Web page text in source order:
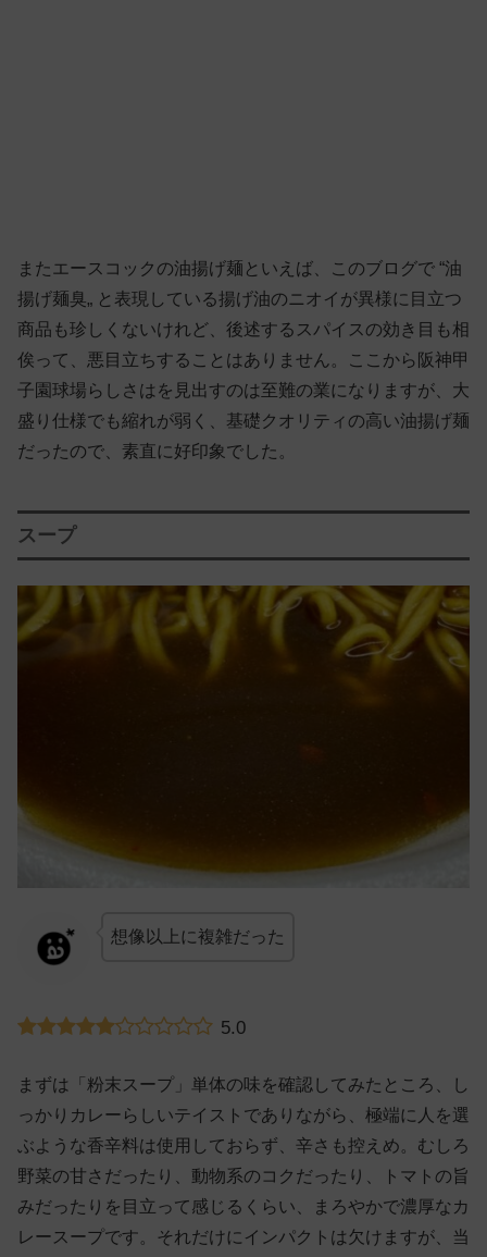
またエースコックの油揚げ麺といえば、このブログで “油
揚げ麺臭„ と表現している揚げ油のニオイが異様に目立つ
商品も珍しくないけれど、後述するスパイスの効き目も相
俟って、悪目立ちすることはありません。ここから阪神甲
子園球場らしさはを見出すのは至難の業になりますが、大
盛り仕様でも縮れが弱く、基礎クオリティの高い油揚げ麺
だったので、素直に好印象でした。
スープ
想像以上に複雑だった
5.0
まずは「粉末スープ」単体の味を確認してみたところ、し
っかりカレーらしいテイストでありながら、極端に人を選
ぶような香辛料は使用しておらず、辛さも控えめ。むしろ
野菜の甘さだったり、動物系のコクだったり、トマトの旨
みだったりを目立って感じるくらい、まろやかで濃厚なカ
レースープです。それだけにインパクトは欠けますが、当